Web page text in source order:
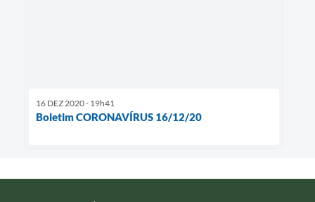
16 DEZ 2020 - 19h41
Boletim CORONAVÍRUS 16/12/20